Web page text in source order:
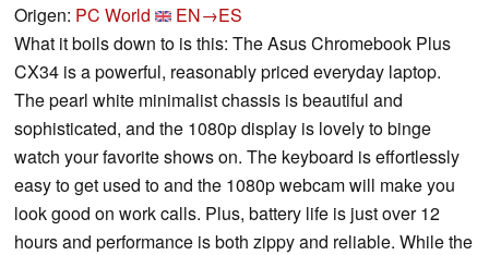
Origen: PC World
EN→ES
What it boils down to is this: The Asus Chromebook Plus
CX34 is a powerful, reasonably priced everyday laptop.
The pearl white minimalist chassis is beautiful and
sophisticated, and the 1080p display is lovely to binge
watch your favorite shows on. The keyboard is effortlessly
easy to get used to and the 1080p webcam will make you
look good on work calls. Plus, battery life is just over 12
hours and performance is both zippy and reliable. While the